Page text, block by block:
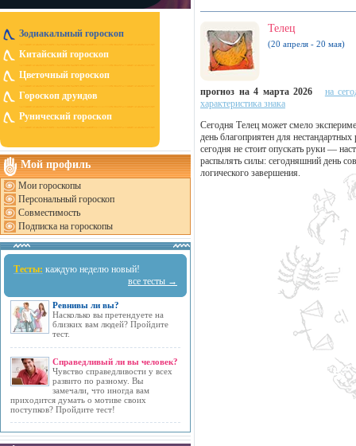
Зодиакальный гороскоп
Китайский гороскоп
Цветочный гороскоп
Гороскоп друидов
Рунический гороскоп
Мой профиль
Мои гороскопы
Персональный гороскоп
Совместимость
Подписка на гороскопы
Тесты: каждую неделю новый!
все тесты →
Ревнивы ли вы?
Насколько вы претендуете на
близких вам людей? Пройдите
тест.
Справедливый ли вы человек?
Чувство справедливости у всех
развито по разному. Вы
замечали, что иногда вам
приходится думать о мотиве своих
поступков? Пройдите тест!
Телец
(20 апреля - 20 мая)
прогноз на 4 марта 2026
на
характеристика знака
Сегодня Телец может смело
день благоприятен для
сегодня не стоит опускать руки —
распылять силы: сегодняшний день
логического завершения.